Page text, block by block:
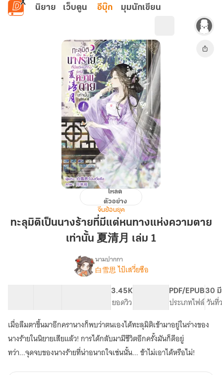
ข้ามไปยังเนื้อหาหลัก
นิยาย เว็บตูน อีบุ๊ก มุมนักเขียน
เป็น
ร้าย
ความ
ตาย
เท่านั้น
夏
โหลด
ตัวอย่าง
จีนย้อนยุค
ทะลุมิติเป็นนางร้ายที่มีแต่หนทางแห่งความตาย
เท่านั้น 夏清月 เล่ม 1
เรื่อง[มี
book]ทะลุ
มิติ
เป็น
นาง
ร้าย
ที่
มี
หนทาง
นามปากกา
白雪思 ไป๋เสวี่ยซือ
3.45K
ยอดวิว
PDF/EPUB
ประเภทไฟล์
30
วันที่
เมื่อลืมตาขึ้นมาอีกครานางก็พบว่าตนเองได้ทะลุมิติเข้ามาอยู่ในร่างของ
นางร้ายในนิยายเสียแล้ว! การได้กลับมามีชีวิตอีกครั้งมันก็ดีอยู่
ทว่า...จุดจบของนางร้ายที่น่าอนาถใจเช่นนั้น... ข้าไม่เอาได้หรือไม่!